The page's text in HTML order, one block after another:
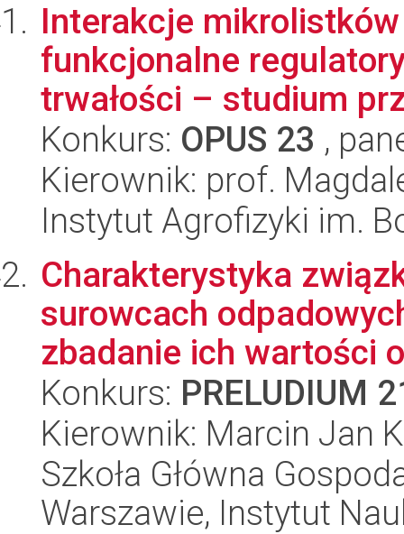
Interakcje
funkcjonalne
trwałości – studium
Konkurs: OPUS 23 ,
Kierownik: prof.
Instytut Agrofizyki im.
Charakterystyka
surowcach
zbadanie ich wartości
Konkurs: PRELUDIUM
Kierownik: Marcin Jan
Szkoła Główna
Warszawie, Instytut